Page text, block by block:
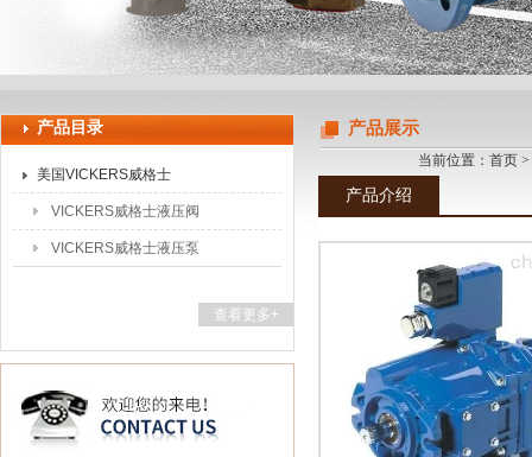
上海申思特自动化设备有限公司
产品目录
美国VICKERS威格士
VICKERS威格士液压阀
VICKERS威格士液压泵
查看更多+
产品展示
当前位置： 首页 >
产品介绍